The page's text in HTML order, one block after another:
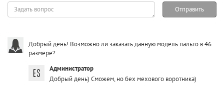
Задать
вопрос
Отправить
Добрый день! Возможно ли заказать данную модель пальто в 46
размере?
Администратор
Добрый день) Сможем, но бех мехового воротника)